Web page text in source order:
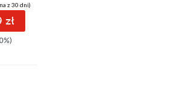
z 30 dni)
zł